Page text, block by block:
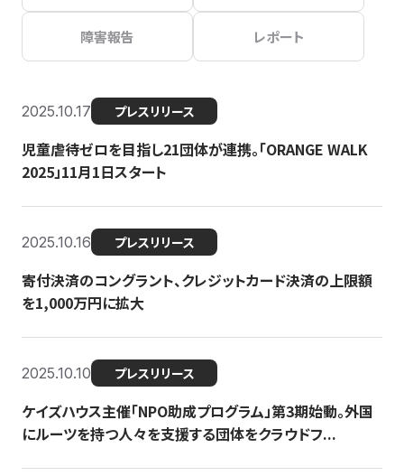
障害報告 レポート
2025.10.17 プレスリリース
児童虐待ゼロを目指し21団体が連携。「ORANGE WALK
2025」11月1日スタート
2025.10.16 プレスリリース
寄付決済のコングラント、クレジットカード決済の上限額
を1,000万円に拡大
2025.10.10 プレスリリース
ケイズハウス主催「NPO助成プログラム」第3期始動。外国
にルーツを持つ人々を支援する団体をクラウドフ...